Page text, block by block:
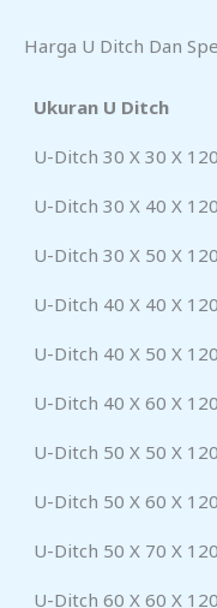
Harga U Ditch Dan
Ukuran U Ditch
U-Ditch 30 X 30 X 120
U-Ditch 30 X 40 X 120
U-Ditch 30 X 50 X 120
U-Ditch 40 X 40 X 120
U-Ditch 40 X 50 X 120
U-Ditch 40 X 60 X 120
U-Ditch 50 X 50 X 120
U-Ditch 50 X 60 X 120
U-Ditch 50 X 70 X 120
U-Ditch 60 X 60 X 120